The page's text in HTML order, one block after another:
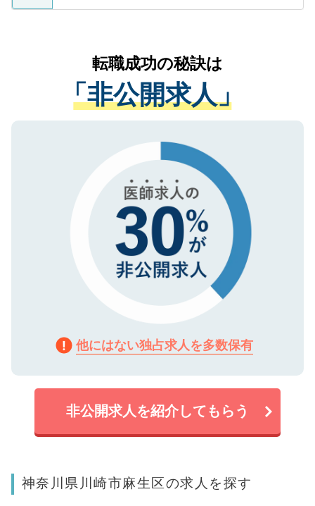
ているすべての個人データはご本人の許可
は、個人情報の取り扱いについての厳密な
管理基準を満たした事業者のみに付与され
る、プライバシーマークを取得済みです。
で、機密保持に関してもご安心ください。
かがいして、現在の医療機関の状況や紹介
経験をまじえながら、適切なアドバイスを
させていただきます。すぐにご転職をされ
ない方には、長期的なサポートが可能です
ので、まずはご登録ください。
転職成功の秘訣は
「非公開求人」
他にはない独占求人を多数保有
非公開求人を紹介してもらう
神奈川県川崎市麻生区の求人を探す